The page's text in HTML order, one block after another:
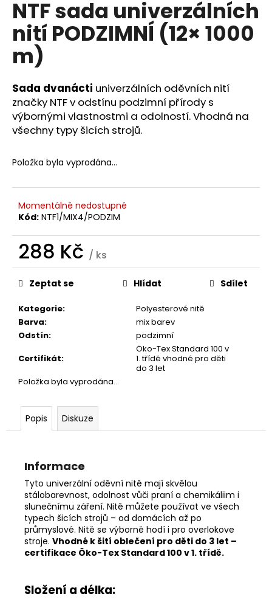
NTF sada univerzálních
nití PODZIMNÍ (12× 1000
m)
Sada dvanácti univerzálních oděvních nití
značky NTF v odstínu podzimní přírody s
výbornými vlastnostmi a odolností. Vhodná na
všechny typy šicích strojů.
Položka byla vyprodána…
Momentálně nedostupné
Kód: NTF1/MIX4/PODZIM
288 Kč / ks
Měrná
cena:
Kategorie:
Polyesterové nitě
Barva:
mix barev
Odstín:
podzimní
Certifikát:
Öko-Tex Standard 100 v
1. třídě vhodné pro děti
do 3 let
Položka byla vyprodána…
Zeptat se Hlídat Sdílet
Popis Diskuze
Informace
Tyto univerzální oděvní nitě mají skvělou
stálobarevnost, odolnost vůči praní a chemikáliim i
slunečnímu záření. Nitě můžete používat ve všech
typech šicích strojů – od domácích až po
průmyslové. Nitě se výborně hodí i pro overlokove
stroje. Vhodné k šití oblečení pro děti do 3 let –
certifikace Öko-Tex Standard 100 v 1. třídě.
Složení a délka:
a
j
í
t
o
p
o
u
u
e
m
e